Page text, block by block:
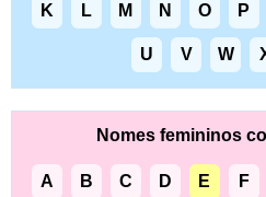
K L M N O P
U V W
Nomes femininos
A B C D E F